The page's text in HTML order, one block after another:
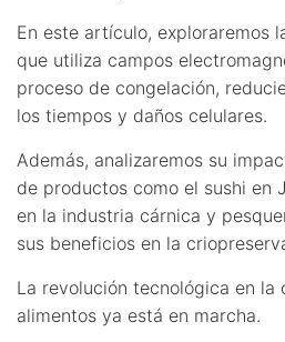
En este artículo, exploraremos
que utiliza campos
proceso de congelación,
los tiempos y daños celulares.
Además, analizaremos su
de productos como el sushi en
en la industria cárnica y
sus beneficios en la
La revolución tecnológica en la
alimentos ya está en marcha.